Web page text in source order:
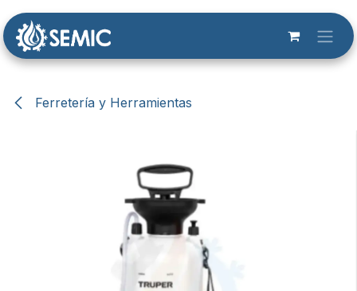
Ir al contenido
Ferretería y Herramientas